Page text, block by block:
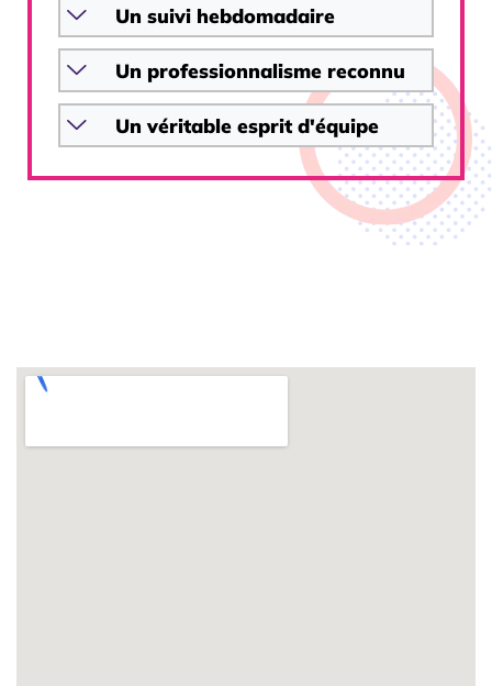
Un suivi hebdomadaire
Un professionnalisme reconnu
Un véritable esprit d'équipe